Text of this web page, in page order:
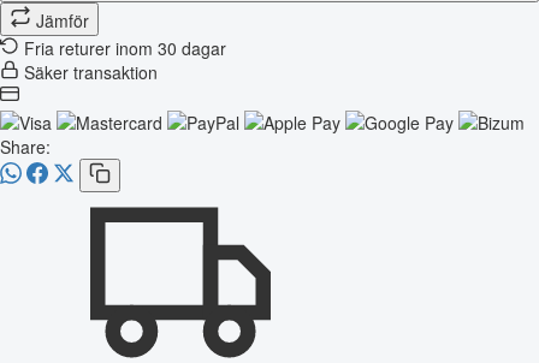
Jämför
Fria returer inom 30 dagar
Säker transaktion
Share: